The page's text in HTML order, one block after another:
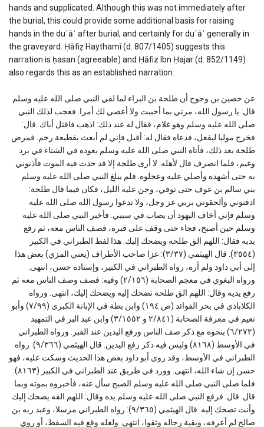
hands and supplicated. Although this was not immediately after
the burial, this could provide some additional basis for raising
hands in the duʿāʾ after burial, and certainly for duʿāʾ generally in
the graveyard. Ḥāfiẓ Haythamī (d. 807/1405) suggests this
narration is ḥasan (agreeable) and Ḥāfiz Ibn Ḥajar (d. 852/1149)
also regards this as an established narration.
عن حصين بن وحوح أن طلحة بن البراء لما لقي النبي صلى الله عليه وسلم
قال: يا رسول الله، مرني بما أحببت ولا أعصي لك أمرا. فعجب لذلك النبي
صلى الله عليه وسلم وهو غلام، فقال له عند ذلك: اذهب فاقتل أباك. قال:
فخرج موليا ليفعل، فدعاه فقال له: أقبل فإني لم أبعث بقطيعة رحم. فمرض
طلحة بعد ذلك، فأتاه النبي صلى الله عليه وسلم يعوده في الشتاء في برد
وغيم، فلما انصرف قال لأهله: لا أرى طلحة إلا قد حدث فيه الموت فآذنوني
به حتى أشهده وأصلي عليه وعجلوه. فلم يبلغ النبي صلى الله عليه وسلم
بني سالم بن عوف حتى توفي، وجن عليه الليل، فكان فيما قال طلحة:
ادفنوني وألحقوني بربي عز وجل، ولا تدعوا رسول الله صلى الله عليه
وسلم فإني أخاف اليهود أن يصاب في سببي. فأخبر النبي صلى الله عليه
وسلم حين أصبح، فجاء حتى وقف على قبره، فصف الناس معه، ثم رفع
يديه فقال: اللهم الق طلحة ويضحك إليك. هذا لفظ الطبراني في الكبير
(٣٥٥٤). قال الهيثمي (٣/٣٧): عزا صاحب الأطراف (يعني المزي) بعض هذا
إلى أبي داود ولم أره، رواه الطبراني في الكبير، وإسناده حسن، انتهى.
ورواه البغوي في معجم الصحابة (٢/١٥٦) وفيه: فصف وصف الناس معه ثم
رفع يديه وقال: اللهم الق طلحة تضحك إليه ويضحك إليك، انتهى. ورواه
الكلاباذي في بحر الفوائد (ص ١٩٤) وابن بطة في الإبانة الكبرى (٧/٩٩) وأبو
نعيم في معرفة الصحابة (٢/٨٤١ و ٣/١٥٥٢) وابن عبد البر في التمهيد
(٦/٢٧٢) بنحوه مع ذكر صف الناس ورفع اليدين عند القبر. ورواه الطبراني
في الأوسط (٨١٦٨) وليس فيه ذكر رفع اليدين. قال الهيثمي (٩/٣٦٦): رواه
الطبراني في الأوسط، وقد روى أبو داود بعض هذا الحديث وسكت عليه، فهو
حسن إن شاء الله، انتهى. وورد في طريق عند الطبراني في الكبير (٨١٦٣):
فلما صلى النبي صلى الله عليه وسلم الصبح سأل عنه، فأخبروه بموته وبما
قال. قال: فرفع النبي صلى الله عليه وسلم يده وقال: اللهم القه يضحك إليك
وأنت تضحك إليه. قال الهيثمي (٩/٣٦٥): رواه الطبراني مرسلا، وعبد ربه بن
صالح لم أعرفه، وبقية رجاله وثقوا، انتهى. ولعله وقع فيه السقط، أو روي